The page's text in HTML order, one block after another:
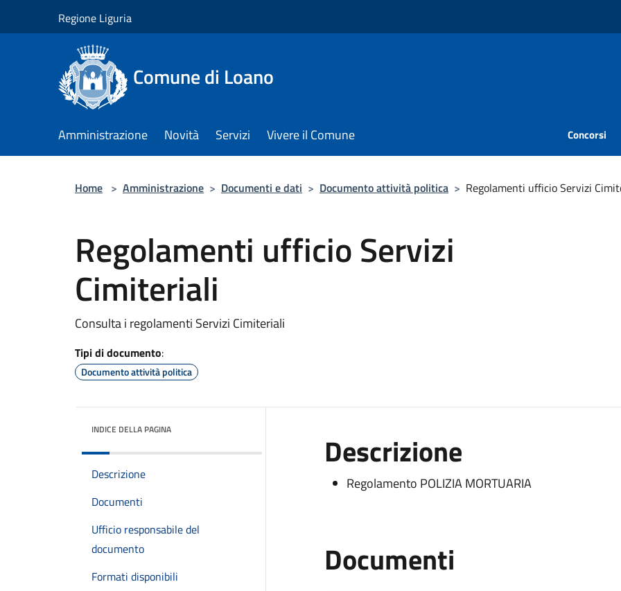
Regione Liguria
Comune di Loano
Amministrazione Novità Servizi Vivere il Comune Concorsi
Home > Amministrazione > Documenti e dati > Documento attività politica > Regolamenti ufficio Servizi
Regolamenti ufficio Servizi
Cimiteriali
Consulta i regolamenti Servizi Cimiteriali
Tipi di documento:
Documento attività politica
INDICE DELLA PAGINA
Descrizione
Documenti
Ufficio responsabile del
documento
Formati disponibili
Descrizione
Regolamento POLIZIA MORTUARIA
Documenti